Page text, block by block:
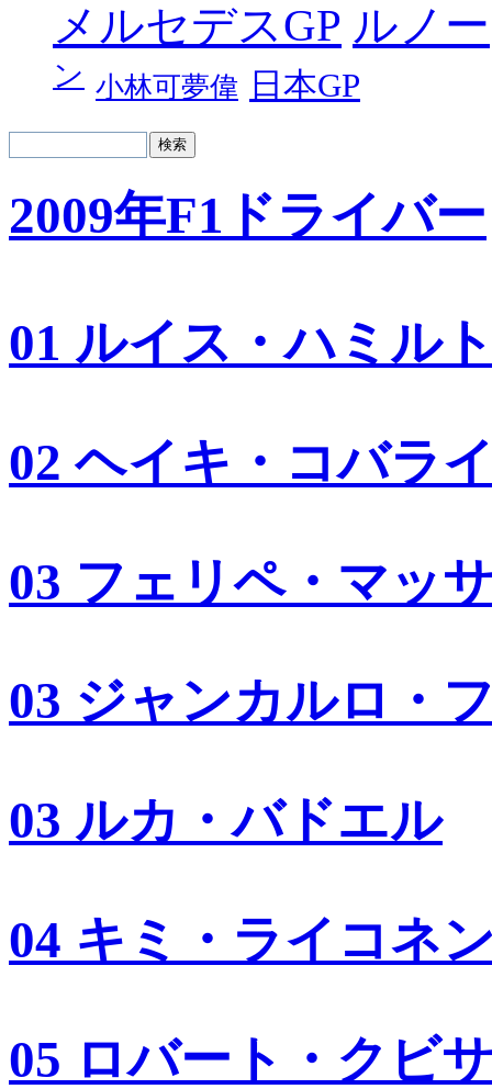
メルセデスGP ルノー
ン 小林可夢偉 日本GP
2009年F1ドライバー
01 ルイス・ハミル
02 ヘイキ・コバラ
03 フェリペ・マッ
03 ジャンカルロ・
03 ルカ・バドエル
04 キミ・ライコネ
05 ロバート・クビ